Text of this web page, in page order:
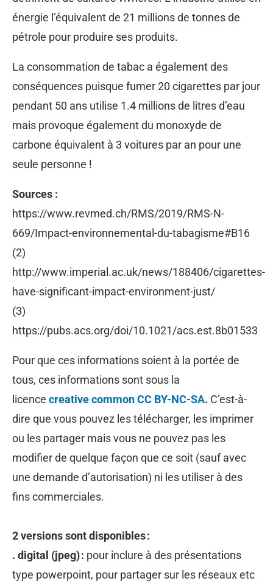
énergie l’équivalent de 21 millions de tonnes de
pétrole pour produire ses produits.
La consommation de tabac a également des
conséquences puisque fumer 20 cigarettes par jour
pendant 50 ans utilise 1.4 millions de litres d’eau
mais provoque également du monoxyde de
carbone équivalent à 3 voitures par an pour une
seule personne !
Sources :
https://www.revmed.ch/RMS/2019/RMS-N-
669/Impact-environnemental-du-tabagisme#B16
(2)
http://www.imperial.ac.uk/news/188406/cigarettes-
have-significant-impact-environment-just/
(3)
https://pubs.acs.org/doi/10.1021/acs.est.8b01533
Pour que ces informations soient à la portée de
tous, ces informations sont sous la
licence creative common CC BY-NC-SA. C’est-à-
dire que vous pouvez les télécharger, les imprimer
ou les partager mais vous ne pouvez pas les
modifier de quelque façon que ce soit (sauf avec
une demande d’autorisation) ni les utiliser à des
fins commerciales.
2 versions sont disponibles :
. digital (jpeg) : pour inclure à des présentations
type powerpoint, pour partager sur les réseaux etc